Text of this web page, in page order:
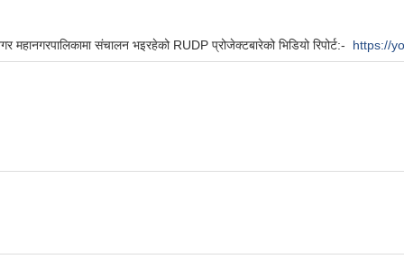
महानगरपालिकामा संचालन भइरहेको RUDP प्रोजेक्टबारेको भिडियो रिपोर्ट:- https://